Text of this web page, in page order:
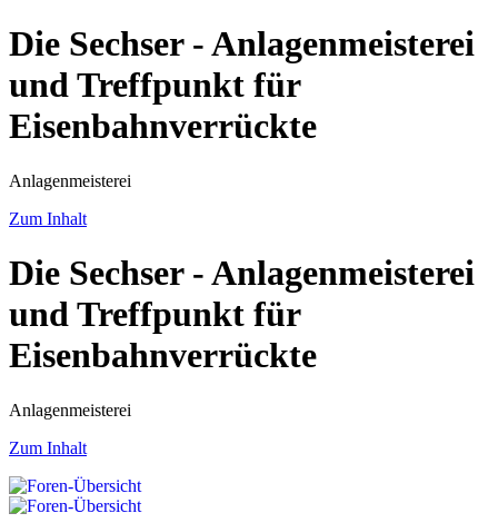
Die Sechser - Anlagenmeisterei
und Treffpunkt für
Eisenbahnverrückte
Anlagenmeisterei
Zum Inhalt
Die Sechser - Anlagenmeisterei
und Treffpunkt für
Eisenbahnverrückte
Anlagenmeisterei
Zum Inhalt